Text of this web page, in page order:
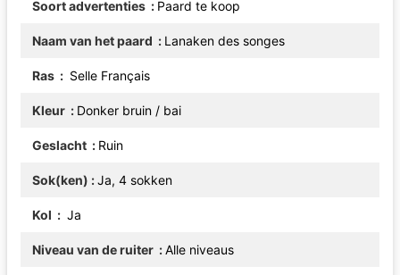
Soort advertenties Paard te koop
Naam van het paard Lanaken des songes
Ras Selle Français
Kleur Donker bruin / bai
Geslacht Ruin
Sok(ken) Ja, 4 sokken
Kol Ja
Niveau van de ruiter Alle niveaus